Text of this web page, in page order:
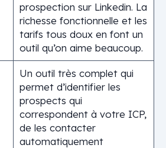
prospection sur Linkedin. La
richesse fonctionnelle et les
tarifs tous doux en font un
outil qu’on aime beaucoup.
Un outil très complet qui
permet d’identifier les
prospects qui
correspondent à votre ICP,
de les contacter
automatiquement